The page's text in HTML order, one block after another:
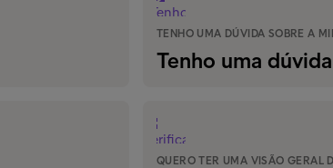
TENHO UMA DÚVIDA SOBRE A
Tenho uma
QUERO TER UMA VISÃO GERAL